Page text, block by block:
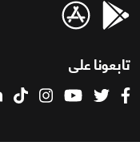
تابعونا على